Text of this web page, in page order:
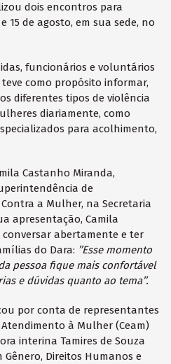
dois encontros para
15 de agosto, em sua sede, no
funcionários e voluntários
como propósito informar,
diferentes tipos de violência
diariamente, como
para acolhimento,
Castanho Miranda,
de
a Mulher, na Secretaria
apresentação, Camila
abertamente e ter
do Dara: ’’Esse momento
pessoa fique mais confortável
e dúvidas quanto ao tema’’.
por conta de representantes
à Mulher (Ceam)
interina Tamires de Souza
Gênero, Direitos Humanos e